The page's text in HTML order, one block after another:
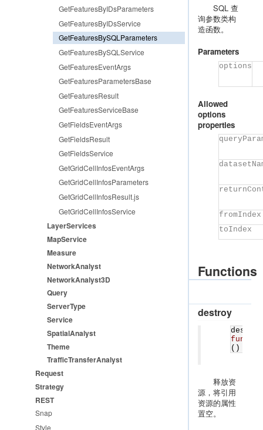
SQL 查
询参数类构
造函数。
Parameters
options
Allowed
options
properties
fromIndex
toIndex
Functions
destroy
()
释放资
源，将引用
资源的属性
置空。
GetFeaturesByIDsParameters
GetFeaturesByIDsService
GetFeaturesBySQLParameters
GetFeaturesBySQLService
GetFeaturesEventArgs
GetFeaturesParametersBase
GetFeaturesResult
GetFeaturesServiceBase
GetFieldsEventArgs
GetFieldsResult
GetFieldsService
GetGridCellInfosEventArgs
GetGridCellInfosParameters
GetGridCellInfosResult.js
GetGridCellInfosService
LayerServices
MapService
Measure
NetworkAnalyst
NetworkAnalyst3D
Query
ServerType
Service
SpatialAnalyst
Theme
TrafficTransferAnalyst
Request
Strategy
REST
Snap
Style